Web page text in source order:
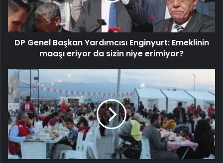
DP Genel Başkan Yardımcısı Enginyurt: Emeklinin
maaşı eriyor da sizin niye erimiyor?